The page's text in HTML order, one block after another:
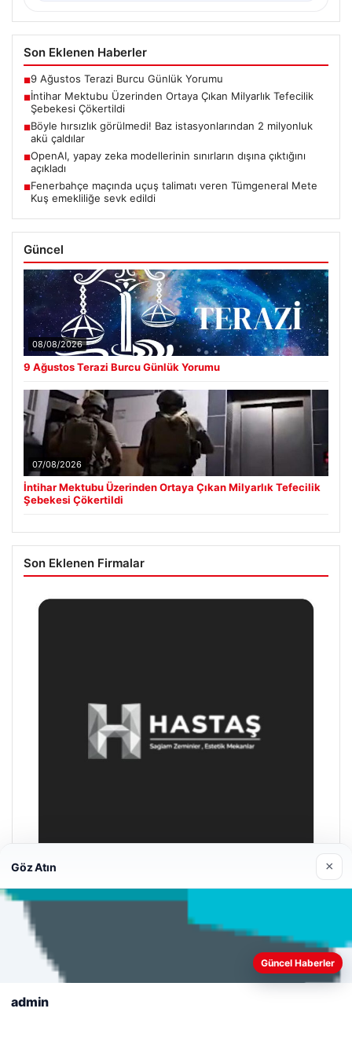
Son Eklenen Haberler
■9 Ağustos Terazi Burcu Günlük Yorumu
■İntihar Mektubu Üzerinden Ortaya Çıkan Milyarlık Tefecilik
Şebekesi Çökertildi
■Böyle hırsızlık görülmedi! Baz istasyonlarından 2 milyonluk
akü çaldılar
■OpenAI, yapay zeka modellerinin sınırların dışına çıktığını
açıkladı
■Fenerbahçe maçında uçuş talimatı veren Tümgeneral Mete
Kuş emekliliğe sevk edildi
Güncel
08/08/2026
9 Ağustos Terazi Burcu Günlük Yorumu
07/08/2026
İntihar Mektubu Üzerinden Ortaya Çıkan Milyarlık Tefecilik
Şebekesi Çökertildi
Son Eklenen Firmalar
Hastaş Beton
26/05/2026
Web sitemizi nasıl kullandığınızı daha iyi anlayabilmek,
deneyiminizi kişiselleştirmek ve geliştirmek amacıyla çerezler
kullanıyoruz.
Reddet
Göz Atın ×
Güncel Haberler
admin